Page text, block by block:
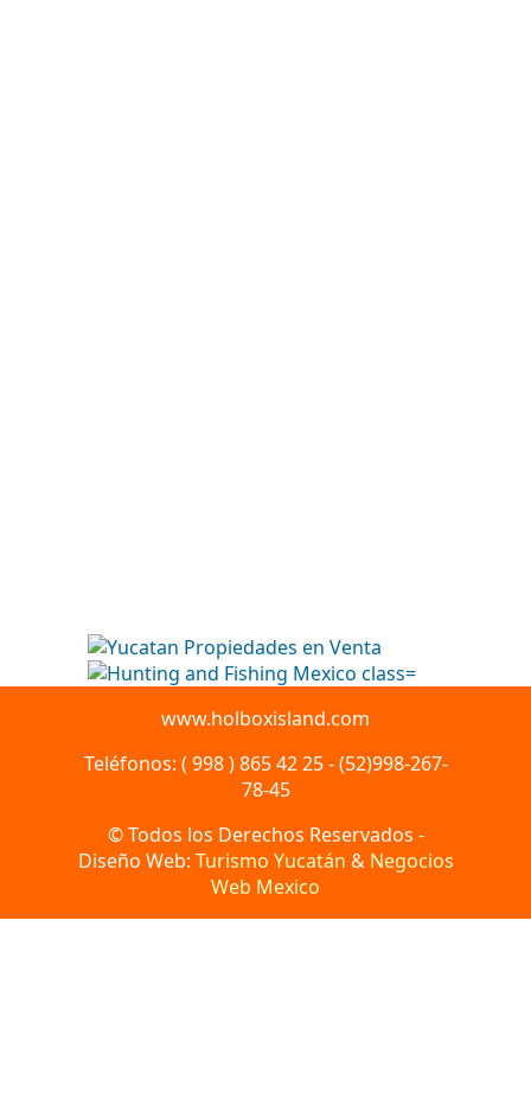
www.holboxisland.com
Teléfonos: ( 998 ) 865 42 25 - (52)998-267-
78-45
© Todos los Derechos Reservados -
Diseño Web: Turismo Yucatán & Negocios
Web Mexico